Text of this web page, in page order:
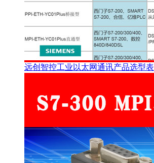
远创智控工业以太网通讯产品选型表